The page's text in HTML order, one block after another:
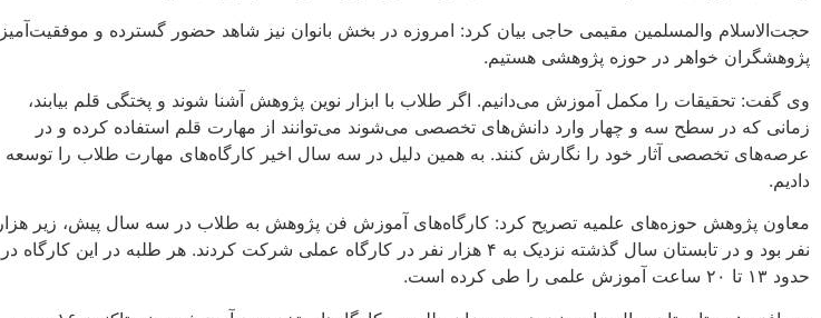
حجت‌الاسلام والمسلمین مقیمی حاجی بیان کرد: امروزه در بخش بانوان نیز شاهد حضور گسترده و موفقیت‌آمیز
پژوهشگران خواهر در حوزه پژوهشی هستیم.
وی گفت: تحقیقات را مکمل آموزش می‌دانیم. اگر طلاب با ابزار نوین پژوهش آشنا شوند و پختگی قلم بیابند،
زمانی که در سطح سه و چهار وارد دانش‌های تخصصی می‌شوند می‌توانند از مهارت قلم استفاده کرده و در
عرصه‌های تخصصی آثار خود را نگارش کنند. به همین دلیل در سه سال اخیر کارگاه‌های مهارت طلاب را توسعه
دادیم.
معاون پژوهش حوزه‌های علمیه تصریح کرد: کارگاه‌های آموزش فن پژوهش به طلاب در سه سال پیش، زیر هزار
نفر بود و در تابستان سال گذشته نزدیک به ۴ هزار نفر در کارگاه عملی شرکت کردند. هر طلبه در این کارگاه در
حدود ۱۳ تا ۲۰ ساعت آموزش علمی را طی کرده است.